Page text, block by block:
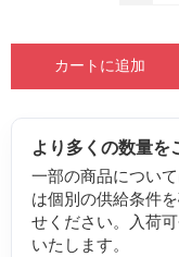
カートに追加
より多くの数量を
一部の商品につい
は個別の供給条件
せください。入荷
いたします。